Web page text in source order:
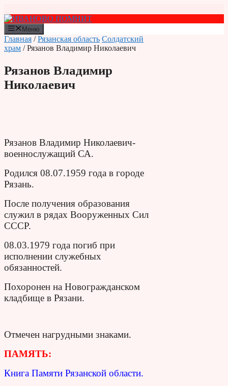
к
содержимому
Меню
Главная /Рязанская область Солдатский
храм / Рязанов Владимир Николаевич
Рязанов Владимир
Николаевич
Рязанов Владимир Николаевич-
военнослужащий СА.
Родился 08.07.1959 года в городе
Рязань.
После получения образования
служил в рядах Вооруженных Сил
СССР.
08.03.1979 года погиб при
исполнении служебных
обязанностей.
Похоронен на Новогражданском
кладбище в Рязани.
Отмечен нагрудными знаками.
ПАМЯТЬ:
Книга Памяти Рязанской области.